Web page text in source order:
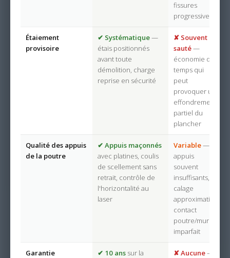
fissures
progressives
Étaiement
provisoire
✔ Systématique—
étais positionnés
avant toute
démolition, charge
reprise en sécurité
✘ Souvent
sauté—
économie de
temps qui
peut
provoquer un
effondrement
partiel du
plancher
Qualité des appuis
de la poutre
✔ Appuis maçonnés
avec platines, coulis
de scellement sans
retrait, contrôle de
l'horizontalité au
laser
Variable—
appuis
souvent
insuffisants,
calage
approximatif,
contact
poutre/mur
imparfait
Garantie
✔ 10 ans sur la
✘ Aucune—